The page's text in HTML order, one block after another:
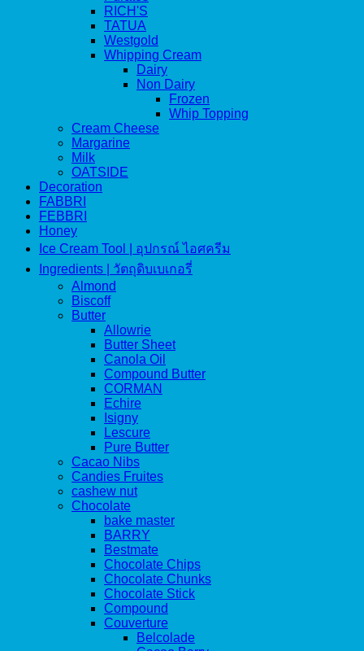
RICH'S
TATUA
Westgold
Whipping Cream
Dairy
Non Dairy
Frozen
Whip Topping
Cream Cheese
Margarine
Milk
OATSIDE
Decoration
FABBRI
FEBBRI
Honey
Ice Cream Tool | อุปกรณ์ ไอศครีม
Ingredients | วัตถุดิบเบเกอรี่
Almond
Biscoff
Butter
Allowrie
Butter Sheet
Canola Oil
Compound Butter
CORMAN
Echire
Isigny
Lescure
Pure Butter
Cacao Nibs
Candies Fruites
cashew nut
Chocolate
bake master
BARRY
Bestmate
Chocolate Chips
Chocolate Chunks
Chocolate Stick
Compound
Couverture
Belcolade